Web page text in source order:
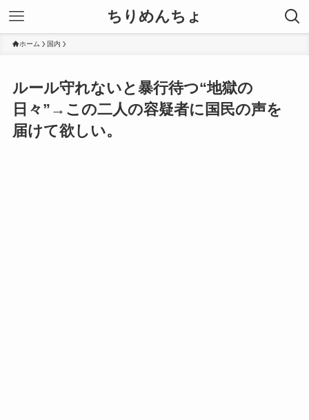
ちりめんちょ
ホーム 国内
ルール守れないと暴行待つ“地獄の
日々”→この二人の容疑者に国民の声を
届けて欲しい。